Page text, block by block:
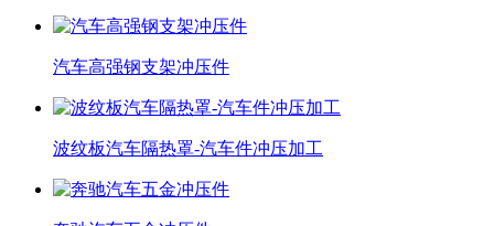
汽车高强钢支架冲压件
波纹板汽车隔热罩-汽车件冲压加工